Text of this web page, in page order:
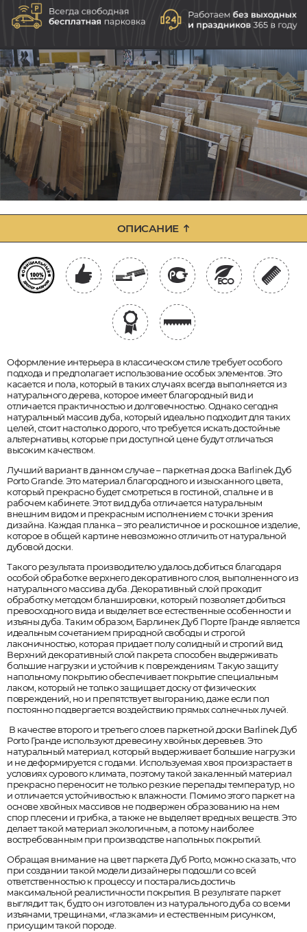
ОПИСАНИЕ
Оформление интерьера в классическом стиле требует особого
подхода и предполагает использование особых элементов. Это
касается и пола, который в таких случаях всегда выполняется из
натурального дерева, которое имеет благородный вид и
отличается практичностью и долговечностью. Однако сегодня
натуральный массив дуба, который идеально подходит для таких
целей, стоит настолько дорого, что требуется искать достойные
альтернативы, которые при доступной цене будут отличаться
высоким качеством.
Лучший вариант в данном случае – паркетная доска Barlinek Дуб
Porto Grande. Это материал благородного и изысканного цвета,
который прекрасно будет смотреться в гостиной, спальне и в
рабочем кабинете. Этот вид дуба отличается натуральным
внешним видом и прекрасным исполнением с точки зрения
дизайна. Каждая планка – это реалистичное и роскошное изделие,
которое в общей картине невозможно отличить от натуральной
дубовой доски.
Такого результата производителю удалось добиться благодаря
особой обработке верхнего декоративного слоя, выполненного из
натурального массива дуба. Декоративный слой проходит
обработку методом бланшировки, который позволяет добиться
превосходного вида и выделяет все естественные особенности и
изъяны дуба. Таким образом, Барлинек Дуб Порте Гранде является
идеальным сочетанием природной свободы и строгой
лаконичностью, которая придает полу солидный и строгий вид.
Верхний декоративный слой пакрета способен выдерживать
большие нагрузки и устойчив к повреждениям. Такую защиту
напольному покрытию обеспечивает покрытие специальным
лаком, который не только защищает доску от физических
повреждений, но и препятствует выгоранию, даже если пол
постоянно подвергается воздействию прямых солнечных лучей.
В качестве второго и третьего слоев паркетной доски Barlinek Дуб
Porto Гранде используют древесину хвойных деревьев. Это
натуральный материал, который выдерживает большие нагрузки
и не деформируется с годами. Используемая хвоя произрастает в
условиях сурового климата, поэтому такой закаленный материал
прекрасно переносит не только резкие перепады температур, но
и отличается устойчивостью к влажности. Помимо этого паркет на
основе хвойных массивов не подвержен образованию на нем
спор плесени и грибка, а также не выделяет вредных веществ. Это
делает такой материал экологичным, а потому наиболее
востребованным при производстве напольных покрытий.
Обращая внимание на цвет паркета Дуб Porto, можно сказать, что
при создании такой модели дизайнеры подошли со всей
ответственностью к процессу и постарались достичь
максимальной реалистичности покрытия. В результате паркет
выглядит так, будто он изготовлен из натурального дуба со всеми
изъянами, трещинами, «глазками» и естественным рисунком,
присущим такой породе.